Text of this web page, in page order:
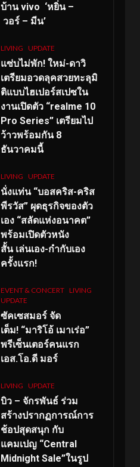
บ้าน vivo ‘หยิ่น –
วอร์ – มีน’
LIVING UPDATE
แซ่บไม่พัก! ใหม่-ดาวิ
เตรียมอวดลุคสวยทะลุมิ
ติแบบไฮเปอร์สเปซใน
งานเปิดตัว “realme 10
Pro Series” เตรียมไป
ว้าวพร้อมกัน 8
ธันวาคมนี้
LIVING UPDATE
นั่งแท่น “บอสคริส-คริส
พีรวัส” ผุดธุรกิจของตัว
เอง “สลัดแห่งอนาคต”
พร้อมเปิดตัวหนัง
สั้น เล่นเอง-กำกับเอง
ครั้งแรก!
EVENT & CONCERT LIVING
UPDATE
ซัคเซสมอร์ จัด
เต็ม! “มาริโอ้ เมาเร่อ”
พรีเซ็นเตอร์คนแรก
เอส.โอ.ดี มอร์
LIVING UPDATE
บิว – จักรพันธ์ ร่วม
สร้างปรากฏการณ์การ
ช้อปสุดสนุก กับ
แคมเปญ “Central
Midnight Sale”ในรูป